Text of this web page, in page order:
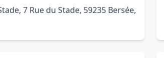
7 Rue du Stade, 59235 Bersée,